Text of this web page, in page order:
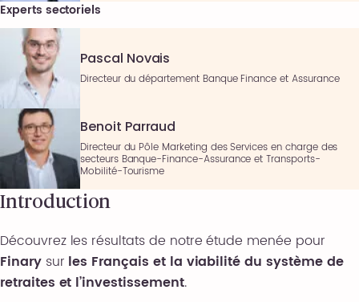
Introduction
Découvrez les résultats de notre étude menée pour
Finary sur les Français et la viabilité du système de
retraites et l’investissement.
Experts sectoriels
Pascal Novais
Directeur du département Banque Finance et Assurance
Benoit Parraud
Directeur du Pôle Marketing des Services en charge des
secteurs Banque-Finance-Assurance et Transports-
Mobilité-Tourisme